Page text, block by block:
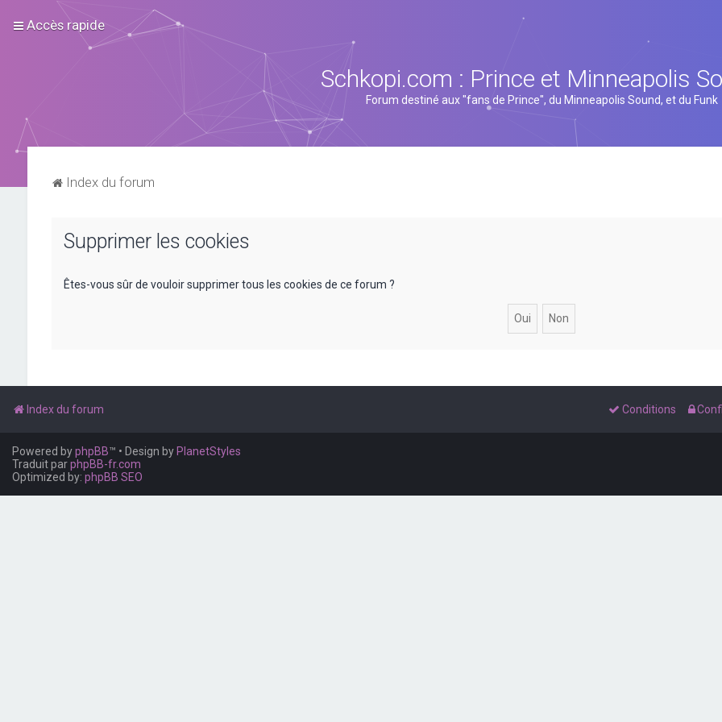
Accès rapide
Schkopi.com : Prince et Minneapolis
Forum destiné aux "fans de Prince", du Minneapolis Sound, et du Funk
Index du forum
Supprimer les cookies
Êtes-vous sûr de vouloir supprimer tous les cookies de ce forum ?
Index du forum Conditions
Powered byphpBB™ • Design by PlanetStyles
Traduit parphpBB-fr.com
Optimized by: phpBB SEO